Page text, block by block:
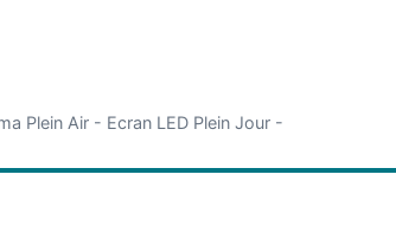
Plein Air - Ecran LED Plein Jour -